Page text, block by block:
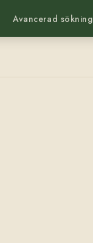
Avancerad sökning